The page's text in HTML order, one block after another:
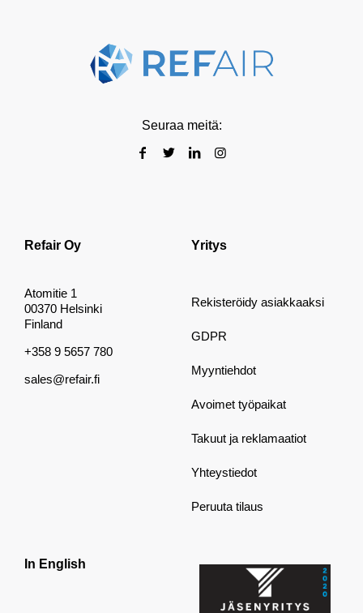
Seuraa meitä:
Refair Oy
Atomitie 1
00370 Helsinki
Finland
+358 9 5657 780
sales@refair.fi
Yritys
Rekisteröidy asiakkaaksi
GDPR
Myyntiehdot
Avoimet työpaikat
Takuut ja reklamaatiot
Yhteystiedot
Peruuta tilaus
In English